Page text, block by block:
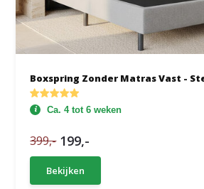
Boxspring Zonder Matras Vast -
Ca. 4 tot 6 weken
399,- 199,-
Bekijken